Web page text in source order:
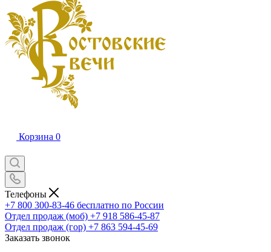
Корзина 0
Телефоны
+7 800 300-83-46 бесплатно по России
Отдел продаж (моб) +7 918 586-45-87
Отдел продаж (гор) +7 863 594-45-69
Заказать звонок